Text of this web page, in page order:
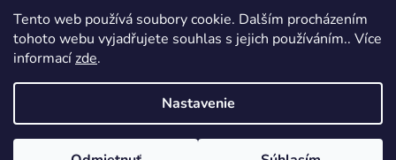
Tento web používá soubory cookie. Dalším procházením
tohoto webu vyjadřujete souhlas s jejich používáním.. Více
informacízde.
Nastavenie
Sledujte nás na Instagrame
Vytvoril Shoptet Premium&sniperdesign.cz
Copyright 2026Growmarket.cz . Všetky práva vyhradené.